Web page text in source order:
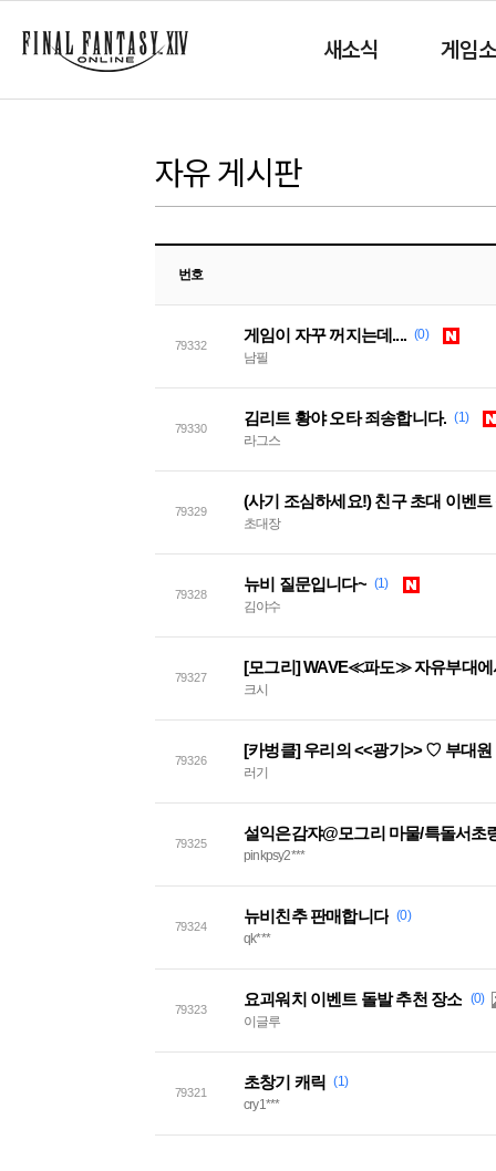
새소식 게임
자유 게시판
번호
79332
게임이 자꾸 꺼지는데.... (0)
남필
79330
김리트 황야 오타 죄송합니다. (1)
라그스
79329
초대장
79328
뉴비 질문입니다~ (1)
김야수
79327
[모그리] WAVE≪파도≫ 자유부대에
크시
79326
[카벙클] 우리의 <<광기>> ♡ 부대
러기
79325
설익은감쟈@모그리 마물/특돌서초
pinkpsy2***
79324
뉴비친추 판매합니다 (0)
qk***
79323
요괴워치 이벤트 돌발 추천 장소 (0)
이글루
79321
초창기 캐릭
(1)
cry1***